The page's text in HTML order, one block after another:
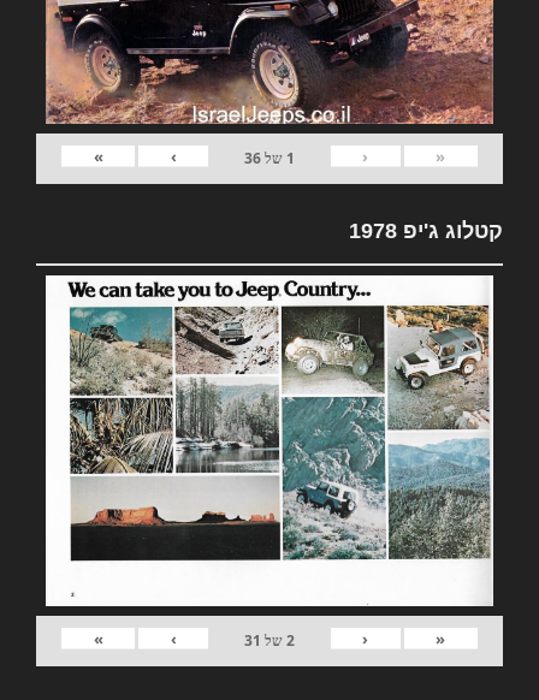
«
‹
1 של36
›
»
קטלוג ג'יפ 1978
«
‹
2של 31
›
»